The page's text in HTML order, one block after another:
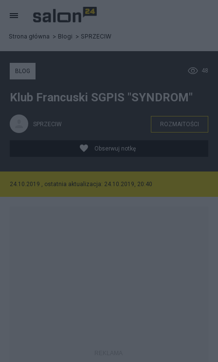
Strona główna Blogi SPRZECIW
48
BLOG
Klub Francuski SGPIS "SYNDROM"
SPRZECIW ROZMAITOŚCI
Obserwuj notkę
24.10.2019 , ostatnia aktualizacja: 24.10.2019, 20:40